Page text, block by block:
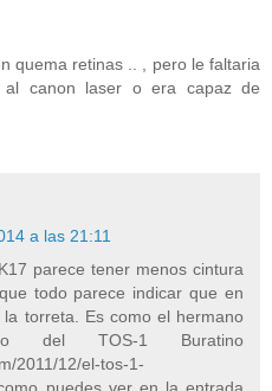
quema retinas .. , pero le faltaria
canon laser o era capaz de
a las 21:11
parece tener menos cintura
todo parece indicar que en
torreta. Es como el hermano
del TOS-1 Buratino
2011/12/el-tos-1-